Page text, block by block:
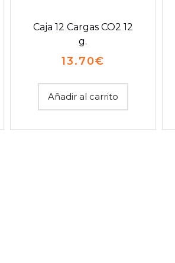
Caja 12 Cargas CO2 12
g.
13.70€
Añadir al carrito